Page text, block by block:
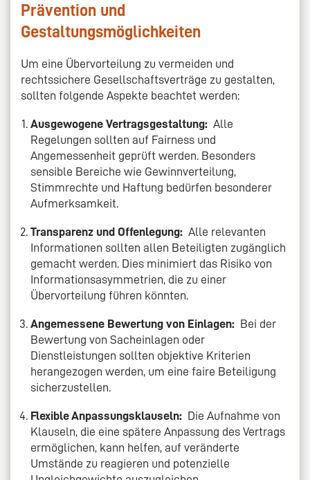
Prävention und
Gestaltungsmöglichkeiten
Um eine Übervorteilung zu vermeiden und
rechtssichere Gesellschaftsverträge zu gestalten,
sollten folgende Aspekte beachtet werden:
Ausgewogene Vertragsgestaltung: Alle
Regelungen sollten auf Fairness und
Angemessenheit geprüft werden. Besonders
sensible Bereiche wie Gewinnverteilung,
Stimmrechte und Haftung bedürfen besonderer
Aufmerksamkeit.
Transparenz und Offenlegung: Alle relevanten
Informationen sollten allen Beteiligten zugänglich
gemacht werden. Dies minimiert das Risiko von
Informationsasymmetrien, die zu einer
Übervorteilung führen könnten.
Angemessene Bewertung von Einlagen: Bei der
Bewertung von Sacheinlagen oder
Dienstleistungen sollten objektive Kriterien
herangezogen werden, um eine faire Beteiligung
sicherzustellen.
Flexible Anpassungsklauseln: Die Aufnahme von
Klauseln, die eine spätere Anpassung des Vertrags
ermöglichen, kann helfen, auf veränderte
Umstände zu reagieren und potenzielle